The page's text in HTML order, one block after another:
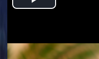
Play